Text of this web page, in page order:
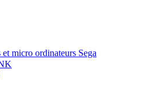
micro ordinateurs Sega